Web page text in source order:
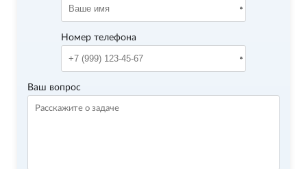
Номер телефона
Ваш вопрос